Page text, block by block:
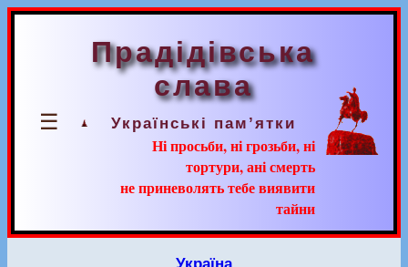
☰
Прадідівська
слава
Українські пам’ятки
Ні просьби, ні грозьби, ні
тортури, ані смерть
не приневолять тебе виявити
тайни
Україна